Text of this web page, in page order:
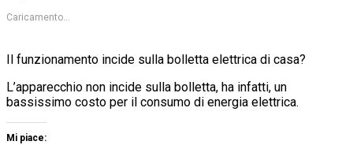
Caricamento...
Il funzionamento incide sulla bolletta elettrica di casa?
L’apparecchio non incide sulla bolletta, ha infatti, un
bassissimo costo per il consumo di energia elettrica.
Mi piace: